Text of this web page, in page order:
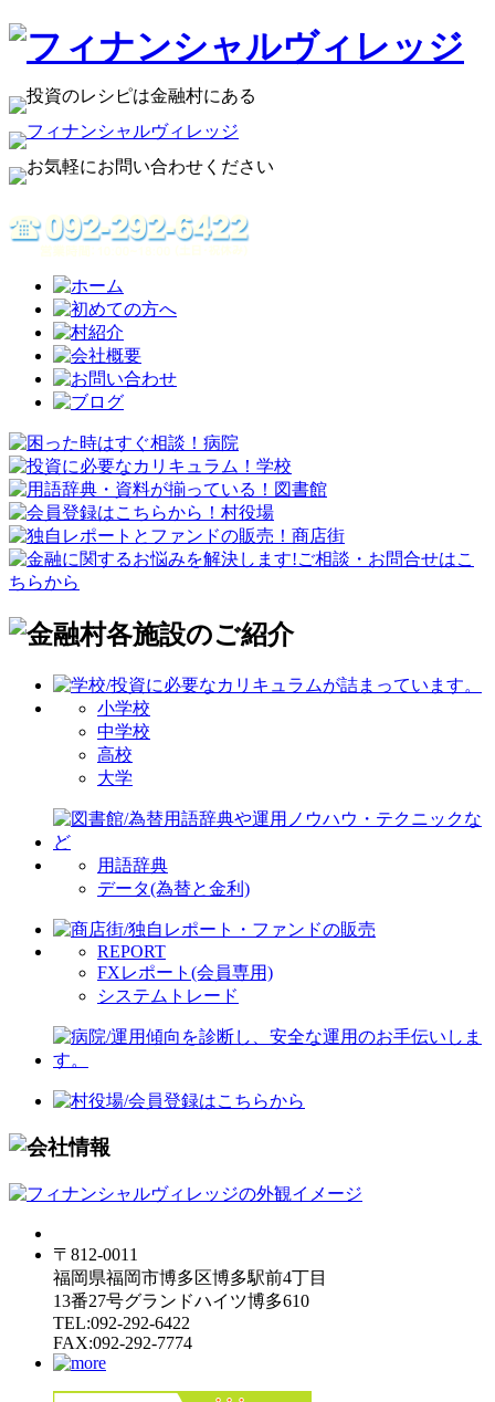
小学校
中学校
高校
大学
用語辞典
データ(為替と金利)
REPORT
FXレポート(会員専用)
システムトレード
〒812-0011
福岡県福岡市博多区博多駅前4丁目
13番27号グランドハイツ博多610
TEL:092-292-6422
FAX:092-292-7774